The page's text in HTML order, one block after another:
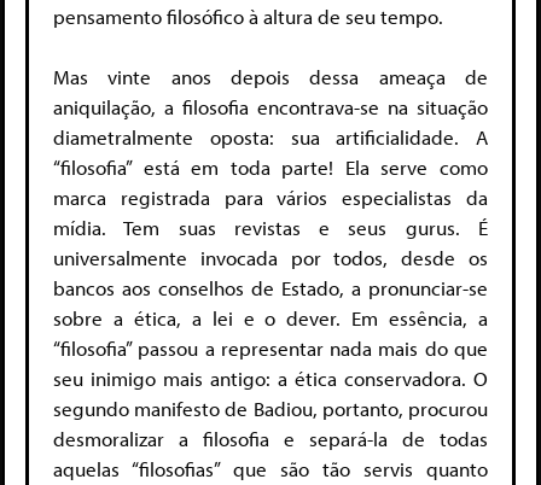
pensamento filosófico à altura de seu tempo.
Mas vinte anos depois dessa ameaça de
aniquilação, a filosofia encontrava-se na situação
diametralmente oposta: sua artificialidade. A
“filosofia” está em toda parte! Ela serve como
marca registrada para vários especialistas da
mídia. Tem suas revistas e seus gurus. É
universalmente invocada por todos, desde os
bancos aos conselhos de Estado, a pronunciar-se
sobre a ética, a lei e o dever. Em essência, a
“filosofia” passou a representar nada mais do que
seu inimigo mais antigo: a ética conservadora. O
segundo manifesto de Badiou, portanto, procurou
desmoralizar a filosofia e separá-la de todas
aquelas “filosofias” que são tão servis quanto